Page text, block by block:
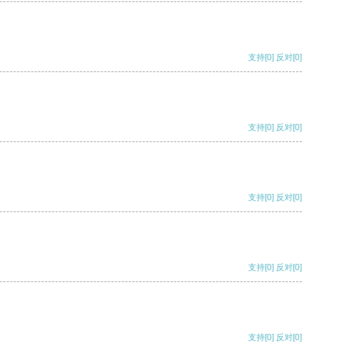
支持[0] 反对[0]
支持[0] 反对[0]
支持[0] 反对[0]
支持[0] 反对[0]
支持[0] 反对[0]